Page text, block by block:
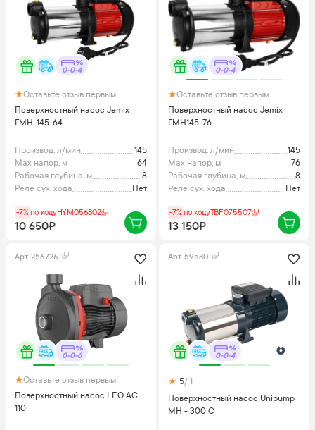
0-0-4
Оставьте отзыв первым
Поверхностный насос Jemix
ГМН-145-64
Производ. л/мин
145
Max напор, м
64
Рабочая глубина, м
8
Реле сух. хода
Нет
-7%по кодуHYM056802
10 650₽
0-0-4
Оставьте отзыв первым
Поверхностный насос Jemix
ГМН145-76
Производ. л/мин
145
Max напор, м
76
Рабочая глубина, м
8
Реле сух. хода
Нет
-7%по кодуTBF075507
13 150₽
Арт. 256726
0-0-6
Оставьте отзыв первым
Поверхностный насос LEO AC
110
Арт. 59580
0-0-4
5/ 1
Поверхностный насос Unipump
МН - 300 С